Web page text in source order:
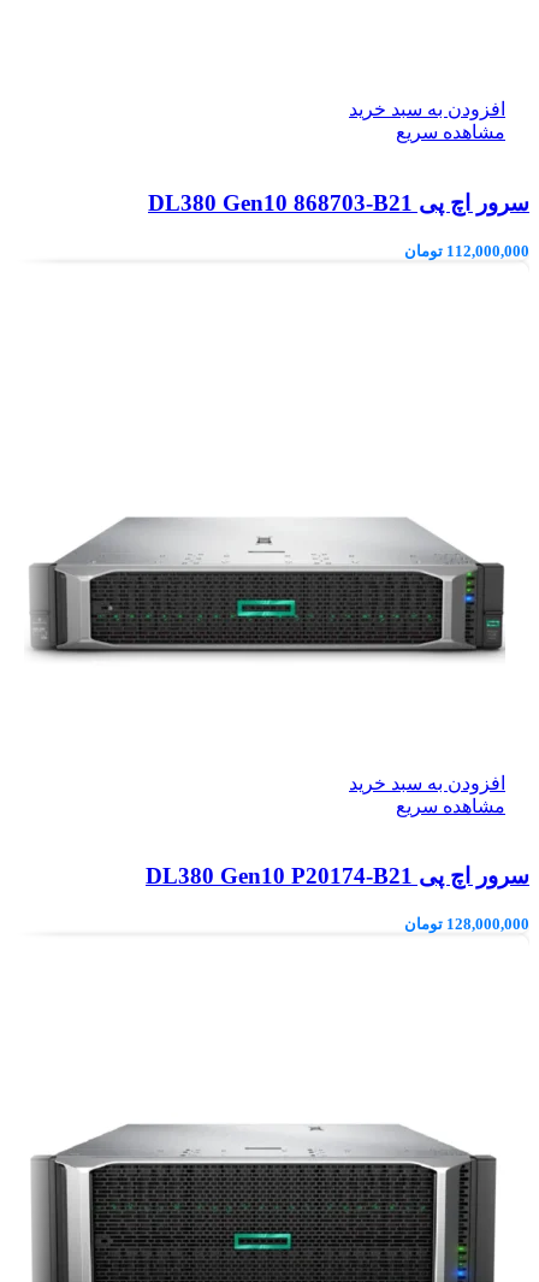
افزودن به سبد خرید
مشاهده سریع
سرور اچ پی DL380 Gen10 868703-B21
112,000,000 تومان
افزودن به سبد خرید
مشاهده سریع
سرور اچ پی DL380 Gen10 P20174-B21
128,000,000 تومان